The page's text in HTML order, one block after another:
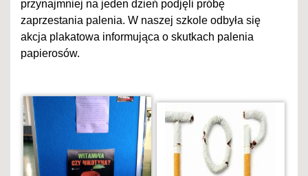
przynajmniej na jeden dzień podjęli próbę
zaprzestania palenia. W naszej szkole odbyła się
akcja plakatowa informująca o skutkach palenia
papierosów.